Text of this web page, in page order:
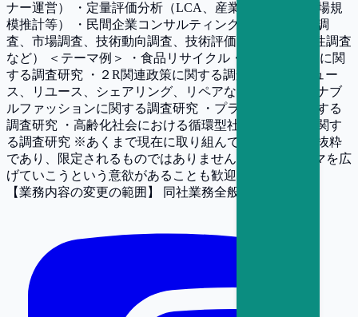
ナー運営） ・定量評価分析（LCA、産業連関分析、市場規
模推計等） ・民間企業コンサルティング（国内外動向調
査、市場調査、技術動向調査、技術評価、事業化可能性調査
など） ＜テーマ例＞ ・食品リサイクル・食品ロス削減に関
する調査研究 ・２R関連政策に関する調査研究（リデュー
ス、リユース、シェアリング、リペアなど） ・サステナブ
ルファッションに関する調査研究 ・プラスチックに関する
調査研究 ・高齢化社会における循環型社会の在り方に関す
る調査研究 ※あくまで現在に取り組んできたテーマの抜粋
であり、限定されるものではありません。新しいテーマを広
げていこうという意欲があることも歓迎されます。
【業務内容の変更の範囲】
同社業務全般